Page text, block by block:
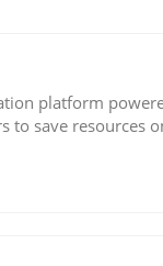
platform
to save resources